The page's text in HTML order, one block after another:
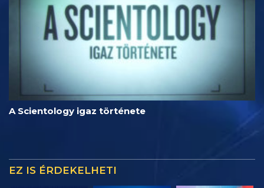
A Scientology igaz története
EZ IS ÉRDEKELHETI